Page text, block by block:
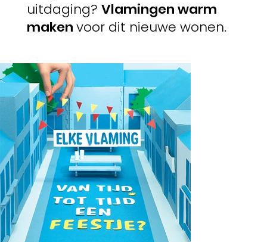
uitdaging? Vlamingen warm
makenvoor dit nieuwe wonen.